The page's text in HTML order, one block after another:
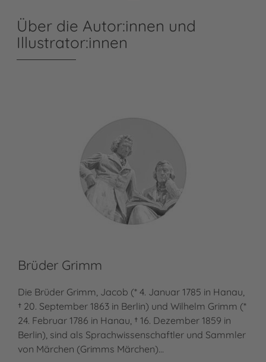
Über die Autor:innen und
Illustrator:innen
Brüder Grimm
Die Brüder Grimm, Jacob (* 4. Januar 1785 in Hanau,
† 20. September 1863 in Berlin) und Wilhelm Grimm (*
24. Februar 1786 in Hanau, † 16. Dezember 1859 in
Berlin), sind als Sprachwissenschaftler und Sammler
von Märchen (Grimms Märchen)…